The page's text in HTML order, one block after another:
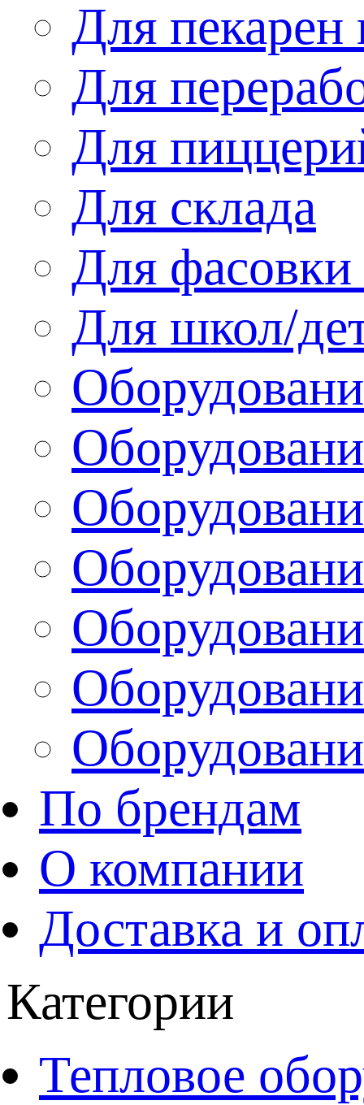
Для пекарен
Для
Для
Для склада
Для фасовки
Для школ/
По брендам
О компании
Доставка и
Категории
Тепловое